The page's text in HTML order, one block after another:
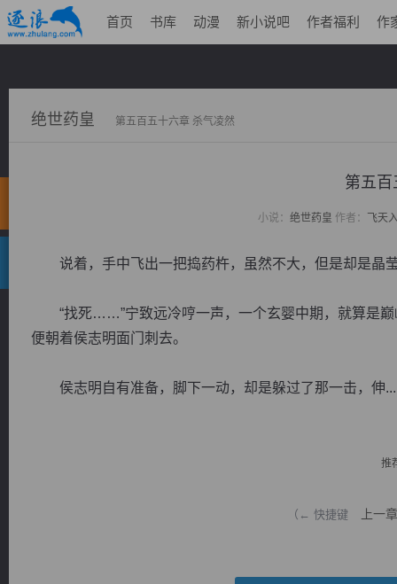
首页 书库 动漫 新小说吧 作者福利 作
绝世药皇 第五百五十六章 杀气凌然
第五百
小说： 绝世药皇 作者： 飞天
说着，手中飞出一把捣药杵，虽然不大，但是却是晶
“找死……”宁致远冷哼一声，一个玄婴中期，就算是巅
便朝着侯志明面门刺去。
侯志明自有准备，脚下一动，却是躲过了那一击，伸...
推
（← 快捷键 上一章